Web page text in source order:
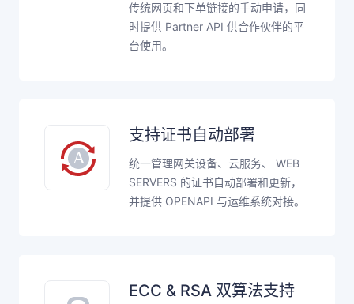
传统网页和下单链接的手动申请，同
时提供 Partner API 供合作伙伴的平
台使用。
支持证书自动部署
统一管理网关设备、云服务、 WEB
SERVERS 的证书自动部署和更新，
并提供 OPENAPI 与运维系统对接。
ECC & RSA 双算法支持